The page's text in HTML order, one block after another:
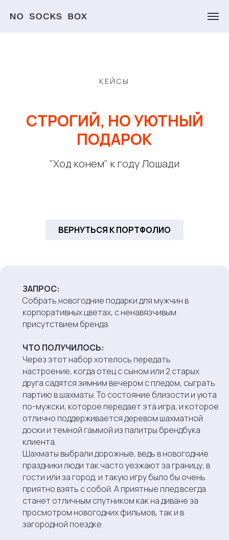
КЕЙСЫ
СТРОГИЙ, НО УЮТНЫЙ
ПОДАРОК
"Ход конем" к году Лошади
ВЕРНУТЬСЯ К ПОРТФОЛИО
ЗАПРОС:
Собрать новогодние подарки для мужчин в
корпоративных цветах, с ненавязчивым
присутствием бренда.
ЧТО ПОЛУЧИЛОСЬ:
Через этот набор хотелось передать
настроение, когда отец с сыном или 2 старых
друга садятся зимним вечером с пледом, сыграть
партию в шахматы. То состояние близости и уюта
по-мужски, которое передает эта игра, и которое
отлично поддерживается деревом шахматной
доски и темной гаммой из палитры брендбука
клиента.
Шахматы выбрали дорожные, ведь в новогодние
праздники люди так часто уезжают за границу, в
гости или за город, и такую игру было бы очень
приятно взять с собой. А приятные плед всегда
станет отличным спутником как на диване за
просмотром новогодних фильмов, так и в
загородной поездке.